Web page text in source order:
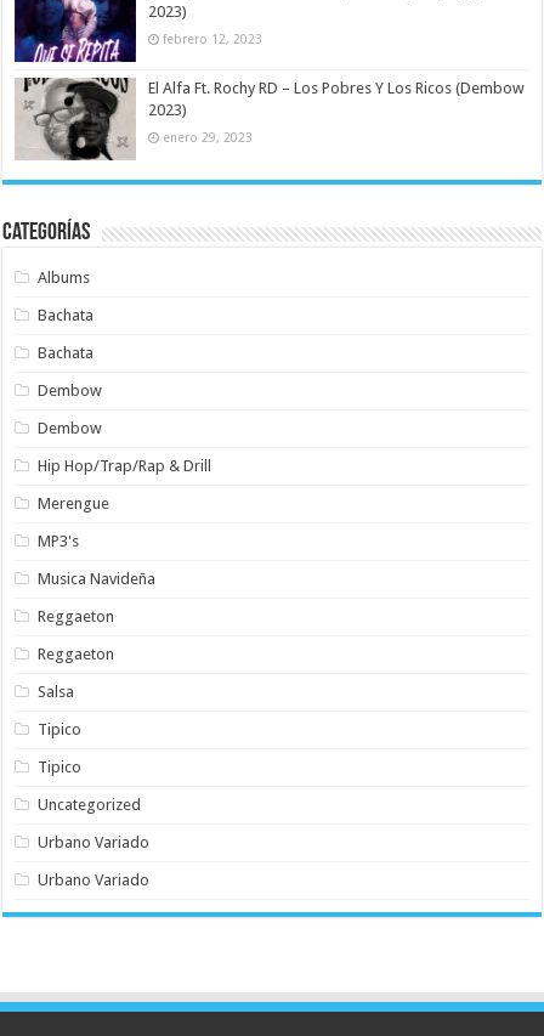
2023)
febrero 12, 2023
El Alfa Ft. Rochy RD – Los Pobres Y Los Ricos (Dembow
2023)
enero 29, 2023
Categorías
Albums
Bachata
Bachata
Dembow
Dembow
Hip Hop/Trap/Rap & Drill
Merengue
MP3's
Musica Navideña
Reggaeton
Reggaeton
Salsa
Tipico
Tipico
Uncategorized
Urbano Variado
Urbano Variado